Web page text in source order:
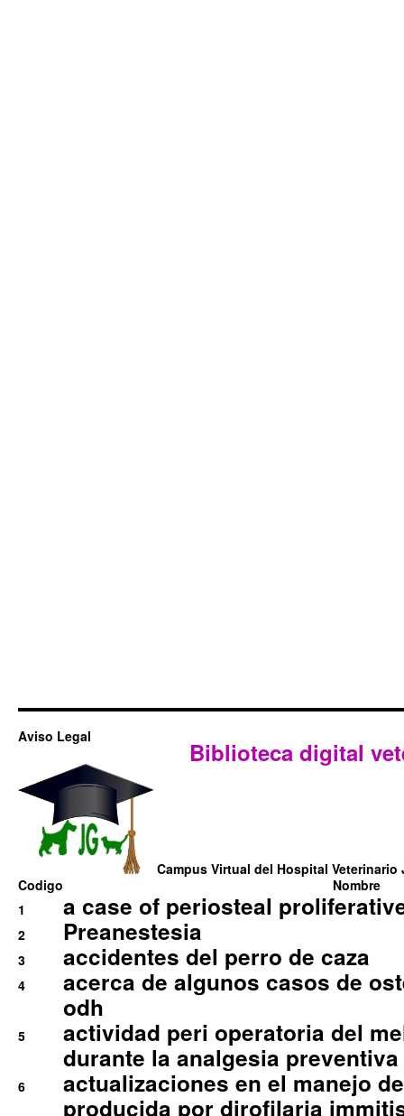
Aviso Legal
Biblioteca digital
Campus Virtual del Hospital Veterinario
Codigo
Nombre
1
a case of periosteal
2 Preanestesia
3 accidentes del perro de caza
4
acerca de algunos casos de
odh
5
actividad peri operatoria del
durante la analgesia
6
actualizaciones en el manejo
producida por dirofilaria